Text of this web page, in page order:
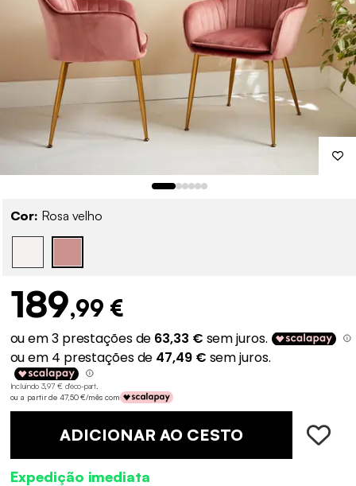
Cor: Rosa velho
189,99 €
Incluindo 3,97 € d'éco-part.
ou a partir de 47,50 €/mês com
ADICIONAR AO CESTO
Expedição imediata